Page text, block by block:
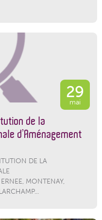
29
mai
de la
d’Aménagement
DE LA
MONTENAY,